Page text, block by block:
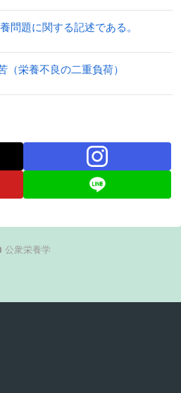
問題に関する記述である。
（栄養不良の二重負荷）
公衆栄養学